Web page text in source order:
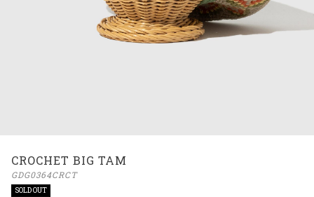
CROCHET BIG TAM
GDG0364CRCT
SOLD OUT